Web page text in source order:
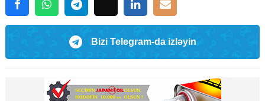
Bizi Telegram-da izləyin